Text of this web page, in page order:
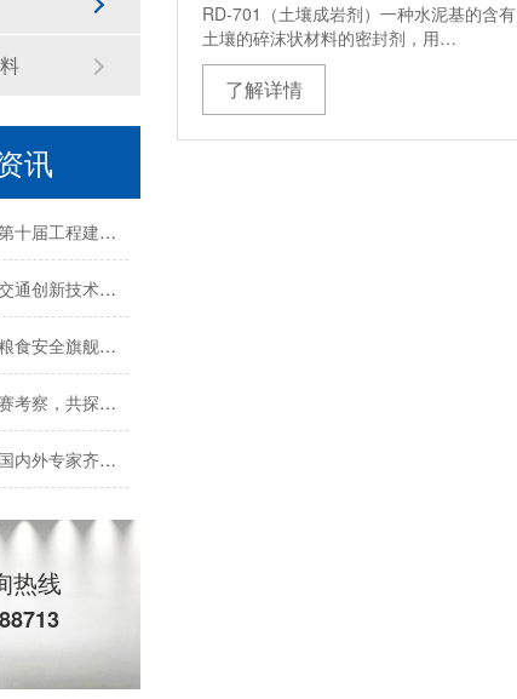
RD-701（土壤成岩剂）一种水泥基的含有
土壤的碎沫状材料的密封剂，用…
了解详情
讯
高1.6米的小麦
热线